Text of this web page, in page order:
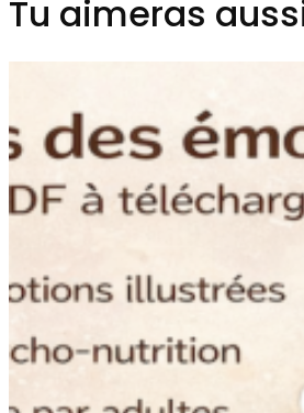
Tu aimeras